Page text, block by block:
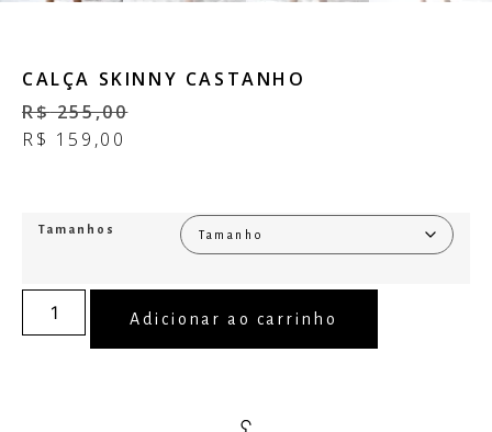
CALÇA SKINNY CASTANHO
R$255,00
R$ 159,00
Tamanhos
Adicionar ao carrinho